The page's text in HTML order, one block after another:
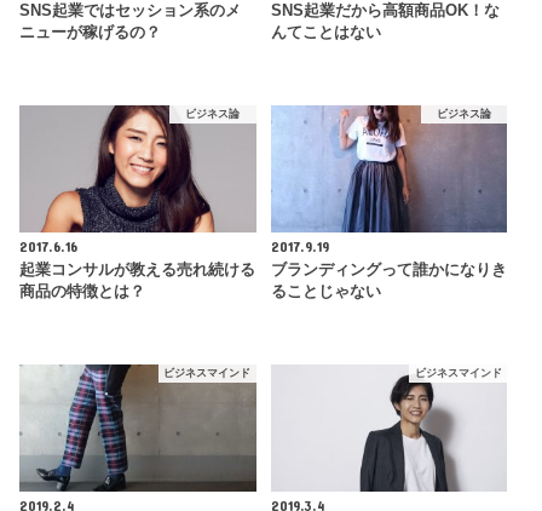
SNS起業ではセッション系のメ
ニューが稼げるの？
SNS起業だから高額商品OK！な
んてことはない
ビジネス論
2017.6.16
起業コンサルが教える売れ続ける
商品の特徴とは？
ビジネス論
2017.9.19
ブランディングって誰かになりき
ることじゃない
ビジネスマインド
2019.2.4
ビジネスマインド
2019.3.4